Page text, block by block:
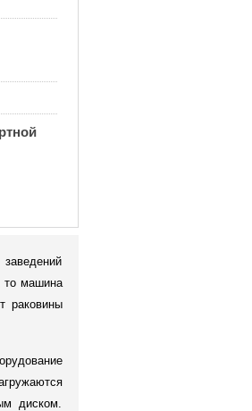
то машина
раковины
диском.